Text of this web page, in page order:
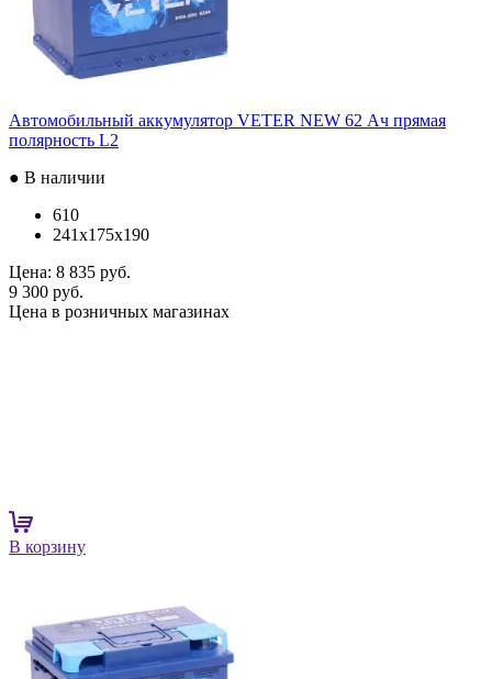
Автомобильный аккумулятор VETER NEW 62 Ач прямая
полярность L2
● В наличии
610
241x175x190
Цена: 8 835 руб.
9 300 руб.
Цена в розничных магазинах
В корзину